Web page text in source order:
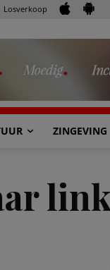
Losverkoop
ZINGEVING